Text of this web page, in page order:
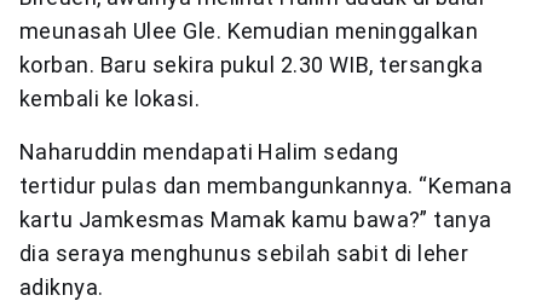
meunasah Ulee Gle. Kemudian meninggalkan
korban. Baru sekira pukul 2.30 WIB, tersangka
kembali ke lokasi.
Naharuddin mendapati Halim sedang
tertidur pulas dan membangunkannya. “Kemana
kartu Jamkesmas Mamak kamu bawa?” tanya
dia seraya menghunus sebilah sabit di leher
adiknya.